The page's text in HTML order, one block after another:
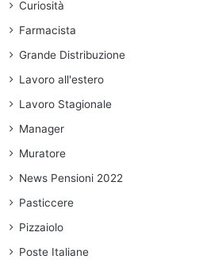
Curiosità
Farmacista
Grande Distribuzione
Lavoro all'estero
Lavoro Stagionale
Manager
Muratore
News Pensioni 2022
Pasticcere
Pizzaiolo
Poste Italiane